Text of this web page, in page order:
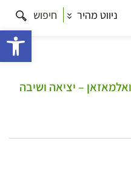
ניווט מהיר חיפוש
– יציאה ושיבה